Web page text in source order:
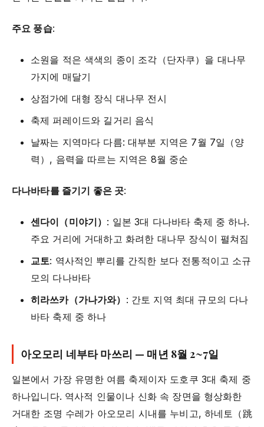
주요 풍습:
소원을 적은 색색의 종이 조각（단자쿠）을 대나무
가지에 매달기
상점가에 대형 장식 대나무 전시
축제 퍼레이드와 길거리 음식
날짜는 지역마다 다름: 대부분 지역은 7월 7일（양
력）, 음력을 따르는 지역은 8월 중순
다나바타를 즐기기 좋은 곳:
센다이（미야기） : 일본 3대 다나바타 축제 중 하나.
주요 거리에 거대하고 화려한 대나무 장식이 펼쳐짐
교토: 역사적인 뿌리를 간직한 보다 전통적이고 소규
모의 다나바타
히라쓰카（가나가와） : 간토 지역 최대 규모의 다나
바타 축제 중 하나
아오모리 네부타 마쓰리 — 매년 8월 2~7일
일본에서 가장 유명한 여름 축제이자 도호쿠 3대 축제 중
하나입니다. 역사적 인물이나 신화 속 장면을 형상화한
거대한 조명 수레가 아오모리 시내를 누비고, 하네토（跳